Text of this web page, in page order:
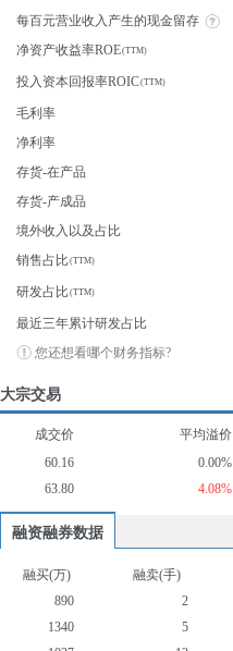
每百元营业收入产生的现金留存
净资产收益率ROE
投入资本回报率ROIC
毛利率
净利率
存货-在产品
存货-产成品
境外收入以及占比
销售占比
研发占比
最近三年累计研发占比
您还想看哪个财务指标?
大宗交易
成交价 平均溢价
60.16
0.00%
63.80
4.08%
融资融券数据
融买(万) 融卖(手)
890
2
1340
5